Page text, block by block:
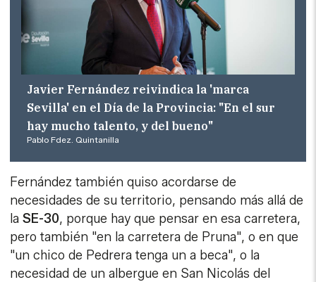
Javier Fernández reivindica la 'marca
Sevilla' en el Día de la Provincia: "En el sur
hay mucho talento, y del bueno"
Pablo Fdez. Quintanilla
Fernández también quiso acordarse de
necesidades de su territorio, pensando más allá de
laSE-30, porque hay que pensar en esa carretera,
pero también "en la carretera de Pruna", o en que
"un chico de Pedrera tenga un a beca", o la
necesidad de un albergue en San Nicolás del